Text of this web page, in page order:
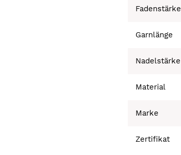
Fadenstärke
Garnlänge
Nadelstärke
Material
Marke
Zertifikat